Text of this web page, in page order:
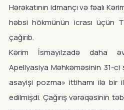
Hərəkatının idmançı və fəalı
həbsi hökmünün icrası üçün
çağırıb.
Kərim İsmayılzadə daha
Apellyasiya Məhkəməsinin 31-
asayişi pozma» ittihamı ilə bir
edilmişdi. Çağırış vərəqəsinin